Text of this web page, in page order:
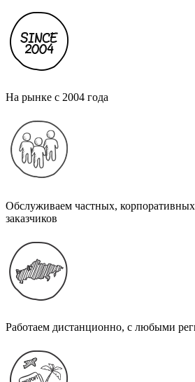
На рынке с 2004 года
Обслуживаем частных,
заказчиков
Работаем дистанционно, с любыми